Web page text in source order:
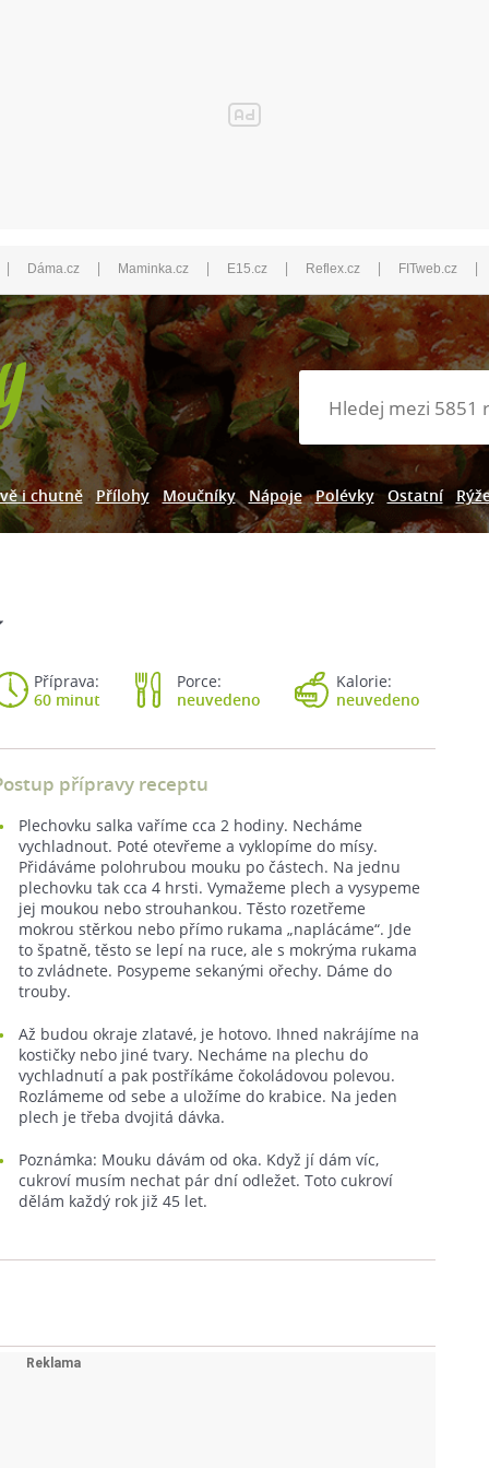
| Dáma.cz | Maminka.cz | E15.cz | Reflex.cz | FITweb.cz |
i chutně Přílohy Moučníky Nápoje Polévky Ostatní
Příprava:
60 minut
Porce:
neuvedeno
Kalorie:
neuvedeno
přípravy receptu
Plechovku salka vaříme cca 2 hodiny. Necháme
vychladnout. Poté otevřeme a vyklopíme do mísy.
Přidáváme polohrubou mouku po částech. Na jednu
plechovku tak cca 4 hrsti. Vymažeme plech a vysypeme
jej moukou nebo strouhankou. Těsto rozetřeme
mokrou stěrkou nebo přímo rukama „naplácáme“. Jde
to špatně, těsto se lepí na ruce, ale s mokrýma rukama
to zvládnete. Posypeme sekanými ořechy. Dáme do
trouby.
Až budou okraje zlatavé, je hotovo. Ihned nakrájíme na
kostičky nebo jiné tvary. Necháme na plechu do
vychladnutí a pak postříkáme čokoládovou polevou.
Rozlámeme od sebe a uložíme do krabice. Na jeden
plech je třeba dvojitá dávka.
Poznámka: Mouku dávám od oka. Když jí dám víc,
cukroví musím nechat pár dní odležet. Toto cukroví
dělám každý rok již 45 let.